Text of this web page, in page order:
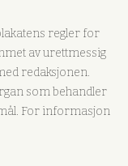
regler for
av urettmessig
redaksjonen.
som behandler
For informasjon